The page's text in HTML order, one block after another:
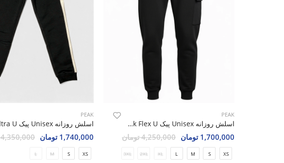
PEAK
اسلش روزانه Unisex پیک Peak Flex U
1,700,000 تومان 4,250,000 تومان
XS
S
M
L
XL
2XL
3XL
PEAK
1,740,000 تومان 4,350,000 تومان
XS
S
M
L